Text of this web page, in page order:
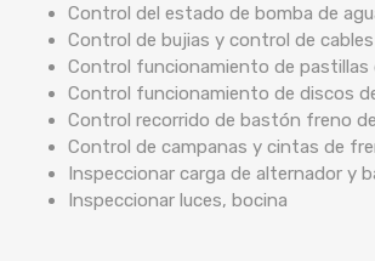
Control del estado de bomba de
Control de bujias y control de cables
Control funcionamiento de pastillas
Control funcionamiento de discos
Control recorrido de bastón freno
Control de campanas y cintas de
Inspeccionar carga de alternador y
Inspeccionar luces, bocina